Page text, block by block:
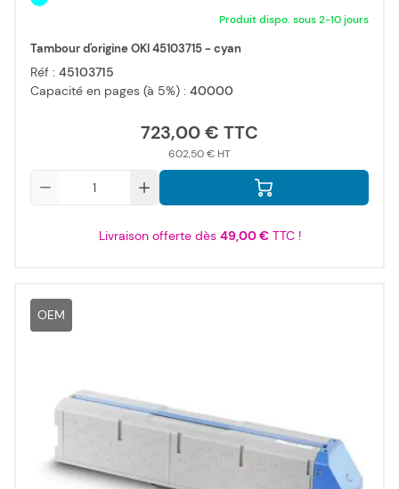
Produit dispo. sous 2-10 jours
Tambour d'origine OKI 45103715 - cyan
Réf : 45103715
Capacité en pages (à 5%) : 40000
723,00 €
602,50 €
Livraison offerte dès 49,00 €TTC !
OEM